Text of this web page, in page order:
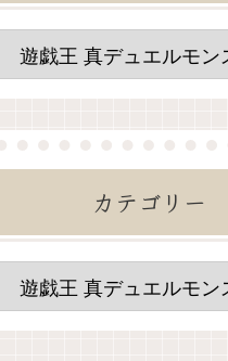
【ポケモン風波】現時点で判
カテゴリー